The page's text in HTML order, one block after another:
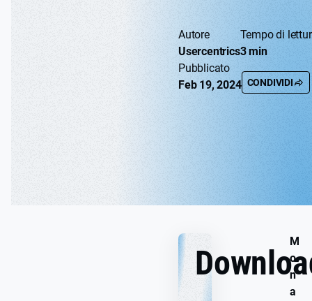
Autore
Usercentrics
Tempo di
3 min
Pubblicato
Feb 19, 2024 CONDIVIDI
M
o
n
a